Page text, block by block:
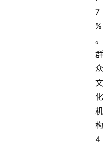
7
%
。
群
众
文
化
机
构
4